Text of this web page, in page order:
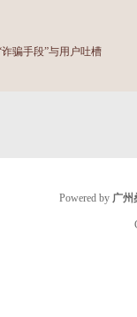
骗手段”与用户吐槽
Powered by 广州